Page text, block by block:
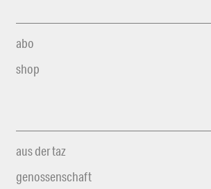
abo
shop
aus der taz
genossenschaft